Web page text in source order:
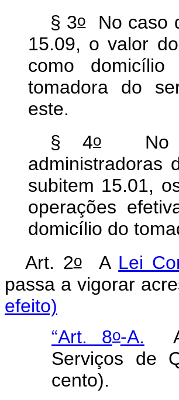
§ 3oNo caso
15.09, o valor
como
tomadora do
este.
§ 4o
No
administradoras
subitem 15.01,
operações
domicílio do
Art. 2oA Lei
passa a vigorar
efeito)
“Art. 8o-A. A
Serviços de
cento).